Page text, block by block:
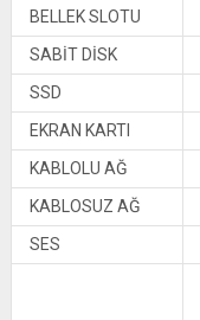
BELLEK SLOTU
SABİT DİSK
SSD
EKRAN KARTI
KABLOLU AĞ
KABLOSUZ AĞ
SES